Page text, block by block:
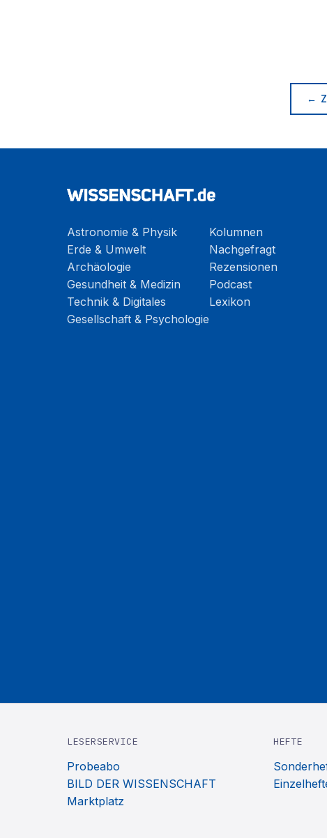
←
Astronomie & Physik
Erde & Umwelt
Archäologie
Gesundheit & Medizin
Technik & Digitales
Gesellschaft & Psychologie
Kolumnen
Nachgefragt
Rezensionen
Podcast
Lexikon
LESERSERVICE
Probeabo
BILD DER WISSENSCHAFT
Marktplatz
HEFTE